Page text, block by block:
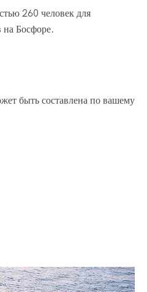
260 человек для
Босфоре.
быть составлена по вашему